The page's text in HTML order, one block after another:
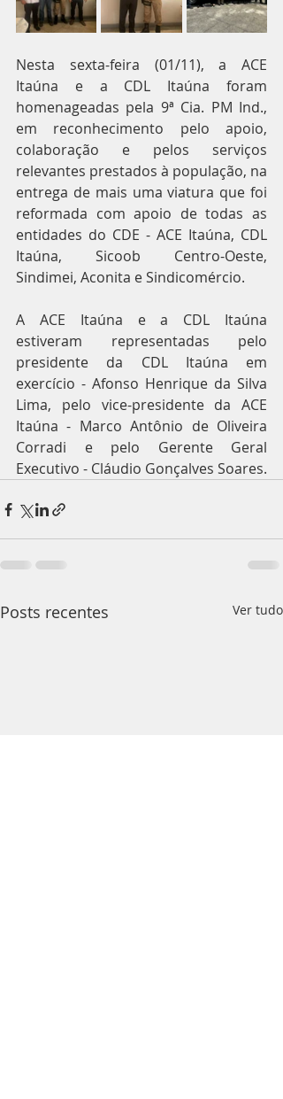
Nesta sexta-feira (01/11), a ACE
Itaúna e a CDL Itaúna foram
homenageadas pela 9ª Cia. PM Ind.,
em reconhecimento pelo apoio,
colaboração e pelos serviços
relevantes prestados à população, na
entrega de mais uma viatura que foi
reformada com apoio de todas as
entidades do CDE - ACE Itaúna, CDL
Itaúna, Sicoob Centro-Oeste,
Sindimei, Aconita e Sindicomércio.
A ACE Itaúna e a CDL Itaúna
estiveram representadas pelo
presidente da CDL Itaúna em
exercício - Afonso Henrique da Silva
Lima, pelo vice-presidente da ACE
Itaúna - Marco Antônio de Oliveira
Corradi e pelo Gerente Geral
Executivo - Cláudio Gonçalves Soares.
Posts recentes Ver tudo